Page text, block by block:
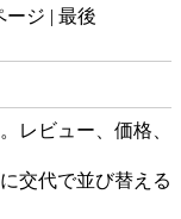
ージ | 最後
レビュー、価格、
交代で並び替える